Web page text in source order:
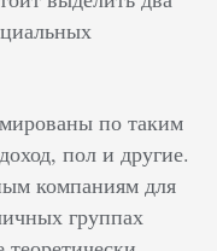
по таким
пол и другие.
компаниям для
группах